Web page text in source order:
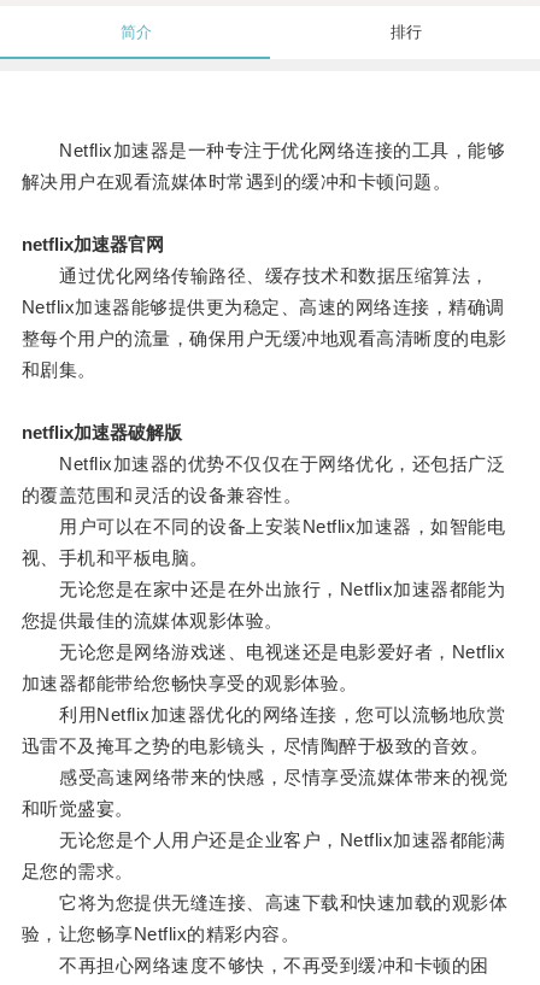
简介 排行
Netflix加速器是一种专注于优化网络连接的工具，能够
解决用户在观看流媒体时常遇到的缓冲和卡顿问题。
netflix加速器官网
通过优化网络传输路径、缓存技术和数据压缩算法，
Netflix加速器能够提供更为稳定、高速的网络连接，精确调
整每个用户的流量，确保用户无缓冲地观看高清晰度的电影
和剧集。
netflix加速器破解版
Netflix加速器的优势不仅仅在于网络优化，还包括广泛
的覆盖范围和灵活的设备兼容性。
用户可以在不同的设备上安装Netflix加速器，如智能电
视、手机和平板电脑。
无论您是在家中还是在外出旅行，Netflix加速器都能为
您提供最佳的流媒体观影体验。
无论您是网络游戏迷、电视迷还是电影爱好者，Netflix
加速器都能带给您畅快享受的观影体验。
利用Netflix加速器优化的网络连接，您可以流畅地欣赏
迅雷不及掩耳之势的电影镜头，尽情陶醉于极致的音效。
感受高速网络带来的快感，尽情享受流媒体带来的视觉
和听觉盛宴。
无论您是个人用户还是企业客户，Netflix加速器都能满
足您的需求。
它将为您提供无缝连接、高速下载和快速加载的观影体
验，让您畅享Netflix的精彩内容。
不再担心网络速度不够快，不再受到缓冲和卡顿的困